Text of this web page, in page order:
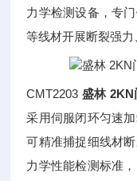
力学检测设备，专
等线材开展断裂强力
CMT2203 盛林
采用伺服闭环匀速
可精准捕捉细线材
力学性能检测标准